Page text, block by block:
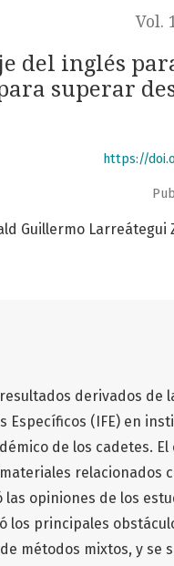
Vol.
del inglés
superar
https://
Guillermo Larreátegui
derivados de
Específicos (IFE) en
de los cadetes.
relacionados
las opiniones de los
los principales
métodos mixtos, y se